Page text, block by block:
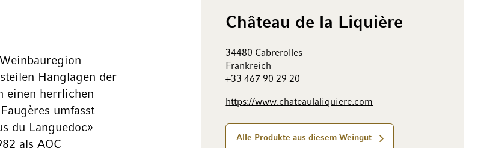
Château de la Liquière
34480 Cabrerolles
Frankreich
+33 467 90 29 20
https://www.chateaulaliquiere.com
Alle Produkte aus diesem Weingut
Hanglagen der
einen herrlichen
umfasst
du Languedoc»
als AOC